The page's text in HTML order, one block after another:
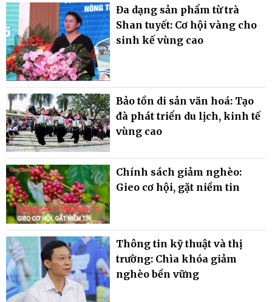
Đa dạng sản phẩm từ trà
Shan tuyết: Cơ hội vàng cho
sinh kế vùng cao
Bảo tồn di sản văn hoá: Tạo
đà phát triển du lịch, kinh tế
vùng cao
Chính sách giảm nghèo:
Gieo cơ hội, gặt niềm tin
Thông tin kỹ thuật và thị
trường: Chìa khóa giảm
nghèo bền vững